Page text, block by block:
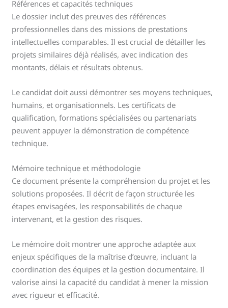
Références et capacités techniques
Le dossier inclut des preuves des références
professionnelles dans des missions de prestations
intellectuelles comparables. Il est crucial de détailler les
projets similaires déjà réalisés, avec indication des
montants, délais et résultats obtenus.
Le candidat doit aussi démontrer ses moyens techniques,
humains, et organisationnels. Les certificats de
qualification, formations spécialisées ou partenariats
peuvent appuyer la démonstration de compétence
technique.
Mémoire technique et méthodologie
Ce document présente la compréhension du projet et les
solutions proposées. Il décrit de façon structurée les
étapes envisagées, les responsabilités de chaque
intervenant, et la gestion des risques.
Le mémoire doit montrer une approche adaptée aux
enjeux spécifiques de la maîtrise d’œuvre, incluant la
coordination des équipes et la gestion documentaire. Il
valorise ainsi la capacité du candidat à mener la mission
avec rigueur et efficacité.